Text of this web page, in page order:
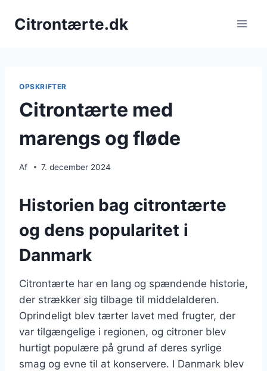
Citrontærte.dk
OPSKRIFTER
Citrontærte med
marengs og fløde
Af 7. december 2024
Historien bag citrontærte
og dens popularitet i
Danmark
Citrontærte har en lang og spændende historie,
der strækker sig tilbage til middelalderen.
Oprindeligt blev tærter lavet med frugter, der
var tilgængelige i regionen, og citroner blev
hurtigt populære på grund af deres syrlige
smag og evne til at konservere. I Danmark blev